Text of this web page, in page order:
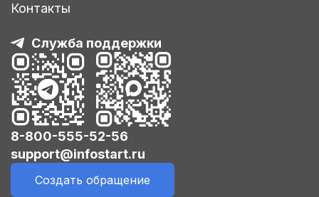
Контакты
Служба поддержки
8-800-555-52-56
support@infostart.ru
Создать обращение